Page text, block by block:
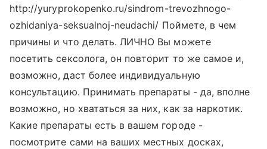
http://yuryprokopenko.ru/sindrom-trevozhnogo-
ozhidaniya-seksualnoj-neudachi/ Поймете, в чем
причины и что делать. ЛИЧНО Вы можете
посетить сексолога, он повторит то же самое и,
возможно, даст более индивидуальную
консультацию. Принимать препараты - да, вполне
возможно, но хвататься за них, как за наркотик.
Какие препараты есть в вашем городе -
посмотрите сами на ваших местных досках,